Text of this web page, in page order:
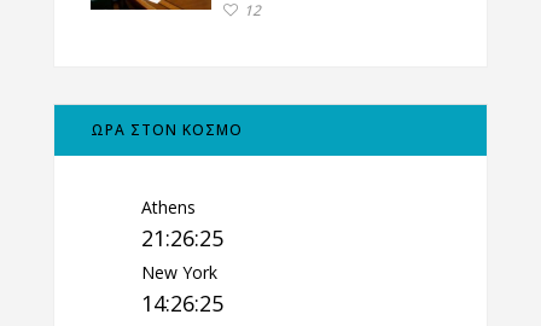
12
ΩΡΑ ΣΤΟΝ ΚΟΣΜΟ
Athens
21:26:26
New York
14:26:26